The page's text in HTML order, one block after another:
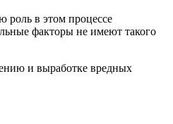
роль в этом процессе
факторы не имеют такого
и выработке вредных